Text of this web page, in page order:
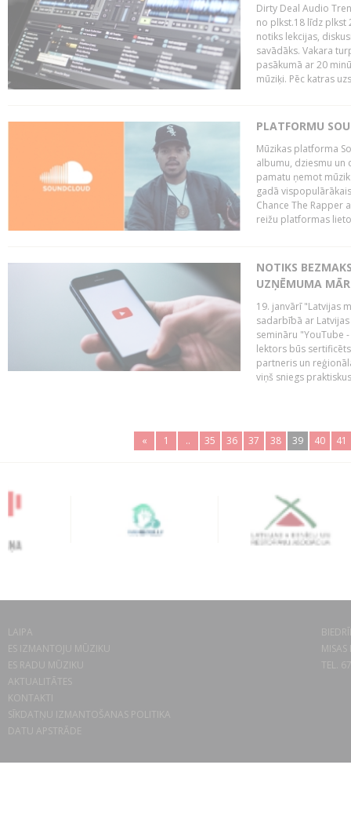
Dirty Deal Audio
no plkst.18 līdz plkst
notiks lekcijas,
savādāks. Vakara
pasākumā ar 20
mūziķi. Pēc katras
PLATFORMU
Mūzikas platforma
albumu, dziesmu un
pamatu ņemot
gadā
Chance The Rapper
reižu platformas
NOTIKS
UZŅĒMUMA
19. janvārī "Latvijas
sadarbībā ar
semināru "YouTube
lektors būs
partneris un
viņš sniegs
« 1 .. 35 36 37 38 39 40 41
LAIPA
ES IZMANTOJU MŪZIKU
ES RADU MŪZIKU
AKTUALITĀTES
KONTAKTI
SĪKDATŅU IZMANTOŠANAS POLITIKA
DATU APSTRĀDE
TEL.